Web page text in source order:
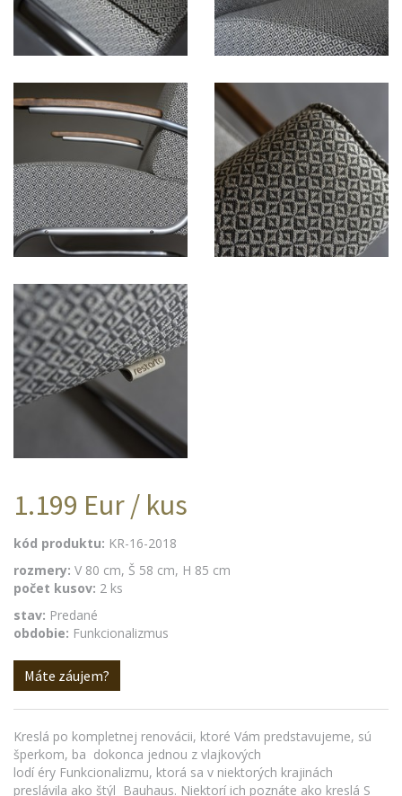
1.199 Eur / kus
kód produktu: KR-16-2018
rozmery: V 80 cm, Š 58 cm, H 85 cm
počet kusov: 2 ks
stav: Predané
obdobie: Funkcionalizmus
Máte záujem?
Kreslá po kompletnej renovácii, ktoré Vám predstavujeme, sú
šperkom, ba dokonca jednou z vlajkových
lodí éry Funkcionalizmu, ktorá sa v niektorých krajinách
preslávila ako štýl Bauhaus. Niektorí ich poznáte ako kreslá S